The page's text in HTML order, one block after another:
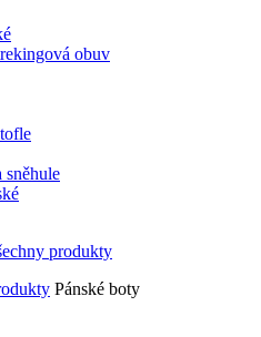
obuv
sněhule
Pánské boty